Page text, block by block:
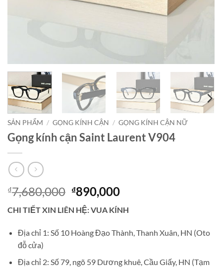
SẢN PHẨM / GỌNG KÍNH CẬN / GỌNG KÍNH CẬN NỮ
Gọng kính cận Saint Laurent V904
₫7,680,000 Giá
gốc
là:
₫7,680,000.
₫890,000Giá
tại
₫890,000.
CHI TIẾT XIN LIÊN HỆ: VUA KÍNH
Địa chỉ 1: Số 10 Hoàng Đạo Thành, Thanh Xuân, HN (Oto
đỗ cửa)
Địa chỉ 2: Số 79, ngõ 59 Dương khuê, Cầu Giấy, HN (Tạm